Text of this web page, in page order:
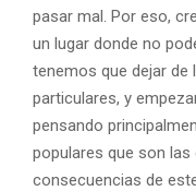
pasar mal. Por eso,
un lugar donde no
tenemos que dejar
particulares, y
pensando
populares que son
consecuencias de